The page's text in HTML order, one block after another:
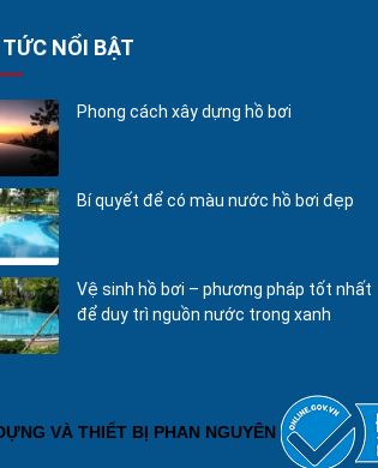
NỔI BẬT
Phong cách xây dựng hồ bơi
Bí quyết để có màu nước hồ bơi đẹp
Vệ sinh hồ bơi – phương pháp tốt nhất
để duy trì nguồn nước trong xanh
VÀ THIẾT BỊ PHAN NGUYÊN